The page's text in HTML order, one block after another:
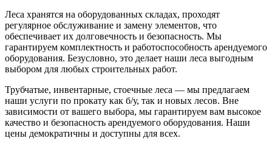
Леса хранятся на оборудованных складах, проходят
регулярное обслуживание и замену элементов, что
обеспечивает их долговечность и безопасность. Мы
гарантируем комплектность и работоспособность арендуемого
оборудования. Безусловно, это делает наши леса выгодным
выбором для любых строительных работ.
Трубчатые, инвентарные, стоечные леса — мы предлагаем
наши услуги по прокату как б/у, так и новых лесов. Вне
зависимости от вашего выбора, мы гарантируем вам высокое
качество и безопасность арендуемого оборудования. Наши
цены демократичны и доступны для всех.